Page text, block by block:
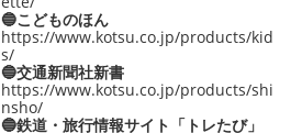
🔵こどものほん
https://www.kotsu.co.jp/products/kid
s/
🔵交通新聞社新書
https://www.kotsu.co.jp/products/shi
nsho/
🔵鉄道・旅行情報サイト「トレたび」